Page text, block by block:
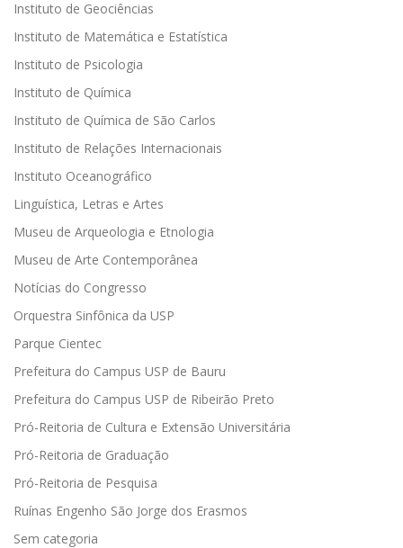
Instituto de Geociências
Instituto de Matemática e Estatística
Instituto de Psicologia
Instituto de Química
Instituto de Química de São Carlos
Instituto de Relações Internacionais
Instituto Oceanográfico
Linguística, Letras e Artes
Museu de Arqueologia e Etnologia
Museu de Arte Contemporânea
Notícias do Congresso
Orquestra Sinfônica da USP
Parque Cientec
Prefeitura do Campus USP de Bauru
Prefeitura do Campus USP de Ribeirão Preto
Pró-Reitoria de Cultura e Extensão Universitária
Pró-Reitoria de Graduação
Pró-Reitoria de Pesquisa
Ruínas Engenho São Jorge dos Erasmos
Sem categoria